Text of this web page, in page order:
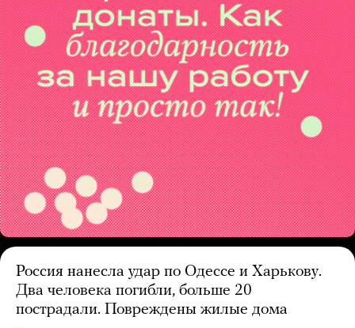
Россия нанесла удар по Одессе и Харькову.
Два человека погибли, больше 20
пострадали. Повреждены жилые дома